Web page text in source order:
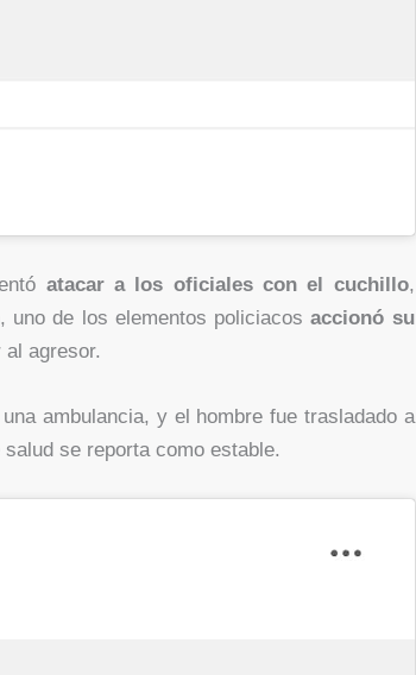
atacar a los oficiales con el cuchillo,
uno de los elementos policiacosaccionó su
agresor.
ambulancia, y el hombre fue trasladado a
se reporta como estable.